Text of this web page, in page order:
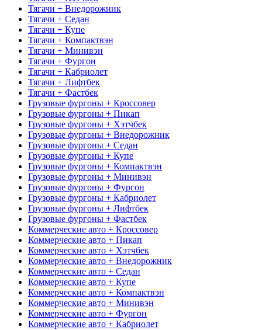
Тягачи + Внедорожник
Тягачи + Седан
Тягачи + Купе
Тягачи + Компактвэн
Тягачи + Минивэн
Тягачи + Фургон
Тягачи + Кабриолет
Тягачи + Лифтбек
Тягачи + Фастбек
Грузовые фургоны + Кроссовер
Грузовые фургоны + Пикап
Грузовые фургоны + Хэтчбек
Грузовые фургоны + Внедорожник
Грузовые фургоны + Седан
Грузовые фургоны + Купе
Грузовые фургоны + Компактвэн
Грузовые фургоны + Минивэн
Грузовые фургоны + Фургон
Грузовые фургоны + Кабриолет
Грузовые фургоны + Лифтбек
Грузовые фургоны + Фастбек
Коммерческие авто + Кроссовер
Коммерческие авто + Пикап
Коммерческие авто + Хэтчбек
Коммерческие авто + Внедорожник
Коммерческие авто + Седан
Коммерческие авто + Купе
Коммерческие авто + Компактвэн
Коммерческие авто + Минивэн
Коммерческие авто + Фургон
Коммерческие авто + Кабриолет